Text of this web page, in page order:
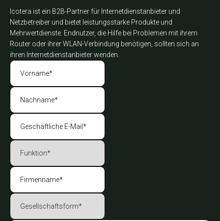
Icotera ist ein B2B-Partner für Internetdienstanbieter und
Netzbetreiber und bietet leistungsstarke Produkte und
Mehrwertdienste. Endnutzer, die Hilfe bei Problemen mit ihrem
Router oder ihrer WLAN-Verbindung benötigen, sollten sich an
ihren Internetdienstanbieter wenden.